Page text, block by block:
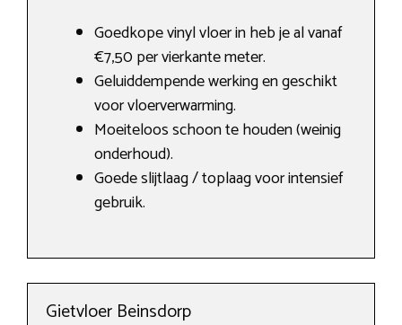
Goedkope vinyl vloer in heb je al vanaf
€7,50 per vierkante meter.
Geluiddempende werking en geschikt
voor vloerverwarming.
Moeiteloos schoon te houden (weinig
onderhoud).
Goede slijtlaag / toplaag voor intensief
gebruik.
Gietvloer Beinsdorp